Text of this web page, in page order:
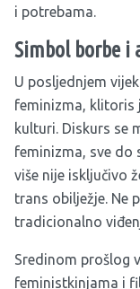
i potrebama.
Simbol borbe i
U posljednjem
feminizma, klitoris
kulturi. Diskurs se
feminizma, sve do
više nije isključivo
trans obilježje. Ne
tradicionalno
Sredinom prošlog
feministkinjama i